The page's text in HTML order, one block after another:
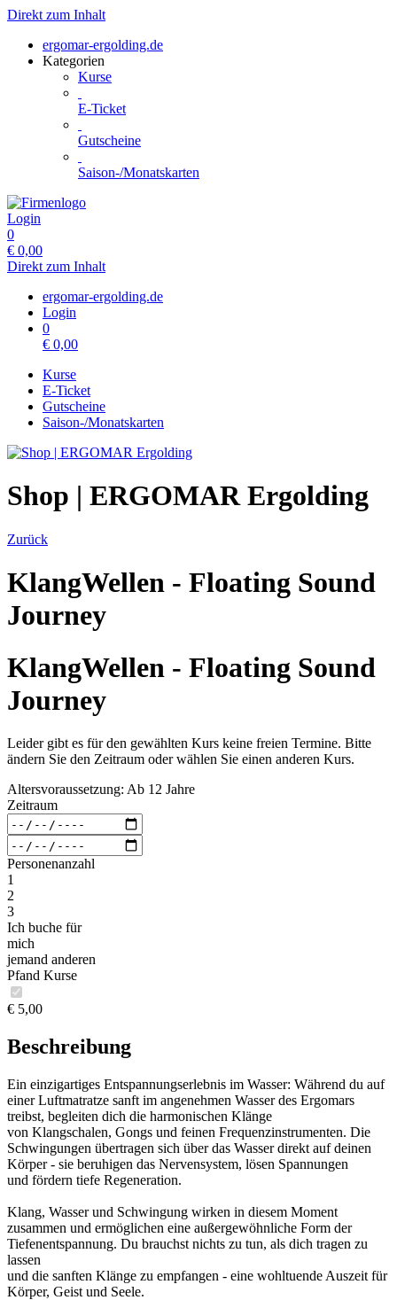
Direkt zum Inhalt
ergomar-ergolding.de
Kategorien
Kurse
E-Ticket
Gutscheine
Saison-/Monatskarten
Login
0
€ 0,00
Direkt zum Inhalt
ergomar-ergolding.de
Login
0
€ 0,00
Kurse
E-Ticket
Gutscheine
Saison-/Monatskarten
Shop | ERGOMAR Ergolding
Zurück
KlangWellen - Floating Sound
Journey
KlangWellen - Floating Sound
Journey
Leider gibt es für den gewählten Kurs keine freien Termine. Bitte
ändern Sie den Zeitraum oder wählen Sie einen anderen Kurs.
Altersvoraussetzung: Ab 12 Jahre
Zeitraum
Personenanzahl
1
2
3
Ich buche für
mich
jemand anderen
Pfand Kurse
€ 5,00
Beschreibung
Ein einzigartiges Entspannungserlebnis im Wasser: Während du auf
einer Luftmatratze sanft im angenehmen Wasser des Ergomars
treibst, begleiten dich die harmonischen Klänge
von Klangschalen, Gongs und feinen Frequenzinstrumenten. Die
Schwingungen übertragen sich über das Wasser direkt auf deinen
Körper - sie beruhigen das Nervensystem, lösen Spannungen
und fördern tiefe Regeneration.
Klang, Wasser und Schwingung wirken in diesem Moment
zusammen und ermöglichen eine außergewöhnliche Form der
Tiefenentspannung. Du brauchst nichts zu tun, als dich tragen zu
lassen
und die sanften Klänge zu empfangen - eine wohltuende Auszeit für
Körper, Geist und Seele.